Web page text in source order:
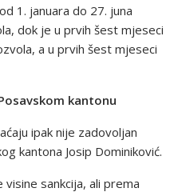
1. januara do 27. juna
dok je u prvih šest mjeseci
a u prvih šest mjeseci
kantonu
ipak nije zadovoljan
kantona Josip Dominiković.
visine sankcija, ali prema